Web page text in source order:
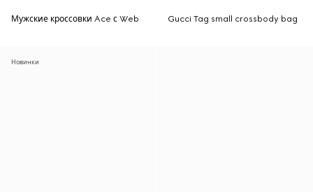
Мужские кроссовки Ace с Web Gucci Tag small crossbody bag
Новинки